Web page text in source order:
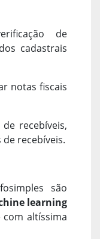
de
cadastrais
notas fiscais
recebíveis,
recebíveis.
são
learning
altíssima